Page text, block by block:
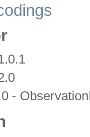
-